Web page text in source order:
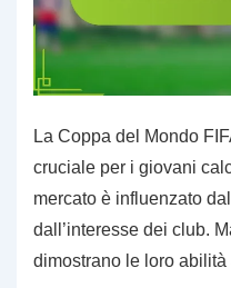
La Coppa del Mondo
cruciale per i giovani
mercato è influenzato
dall’interesse dei club.
dimostrano le loro